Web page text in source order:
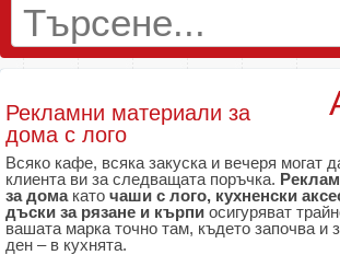
Рекламни материали за
дома с лого
Всяко кафе, всяка закуска и вечеря могат
клиента ви за следващата поръчка.
за домакато чаши с лого, кухненски
дъски за рязане и кърпи осигуряват
вашата марка точно там, където започва и
ден – в кухнята.